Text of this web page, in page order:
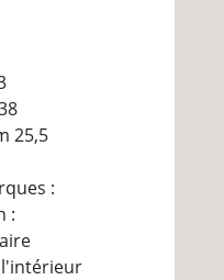
25,5
:
:
l'intérieur